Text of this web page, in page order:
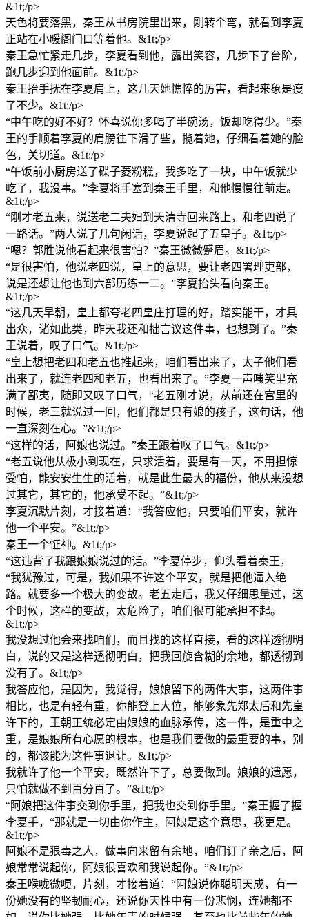
&1t;/p>
天色将要落黑，秦王从书房院里出来，刚转个弯，就看到李夏
正站在小暖阁门口等着他。&1t;/p>
秦王急忙紧走几步，李夏看到他，露出笑容，几步下了台阶，
跑几步迎到他面前。&1t;/p>
秦王抬手抚在李夏肩上，这几天她憔悴的厉害，看起来象是瘦
了不少。&1t;/p>
“中午吃的好不好？怀喜说你多喝了半碗汤，饭却吃得少。”秦
王的手顺着李夏的肩膀往下滑了些，揽着她，仔细看着她的脸
色，关切道。&1t;/p>
“午饭前小厨房送了碟子菱粉糕，我多吃了一块，中午饭就少
吃了，我没事。”李夏将手塞到秦王手里，和他慢慢往前走。
&1t;/p>
“刚才老五来，说送老二夫妇到天清寺回来路上，和老四说了
一路话。”两人说了几句闲话，李夏说起了五皇子。&1t;/p>
“嗯？郭胜说他看起来很害怕？”秦王微微蹙眉。&1t;/p>
“是很害怕，他说老四说，皇上的意思，要让老四署理吏部，
说是还想让他也到六部历练一二。”李夏抬头看向秦王。
&1t;/p>
“这几天早朝，皇上都夸老四皇庄打理的好，踏实能干，才具
出众，诸如此类，昨天我还和拙言议这件事，也想到了。”秦
王说着，叹了口气。&1t;/p>
“皇上想把老四和老五也推起来，咱们看出来了，太子他们看
出来了，就连老四和老五，也看出来了。”李夏一声嗤笑里充
满了鄙夷，随即又叹了口气，“老五刚才说，从前还在宫里的
时候，老三就说过一回，他们都是只有娘的孩子，这句话，他
一直深刻在心。”&1t;/p>
“这样的话，阿娘也说过。”秦王跟着叹了口气。&1t;/p>
“老五说他从极小到现在，只求活着，要是有一天，不用担惊
受怕，能安安生生的活着，就是此生最大的福份，他从来没想
过其它，其它的，他承受不起。”&1t;/p>
李夏沉默片刻，才接着道：“我答应他，只要咱们平安，就许
他一个平安。”&1t;/p>
秦王一个怔神。&1t;/p>
“这违背了我跟娘娘说过的话。”李夏停步，仰头看着秦王，
“我犹豫过，可是，我如果不许这个平安，就是把他逼入绝
路。就要多一个极大的变故。老五走后，我又仔细思量过，这
个时候，这样的变故，太危险了，咱们很可能承担不起。
&1t;/p>
我没想过他会来找咱们，而且找的这样直接，看的这样透彻明
白，说的又是这样透彻明白，把我回旋含糊的余地，都透彻到
没有了。&1t;/p>
我答应他，是因为，我觉得，娘娘留下的两件大事，这两件事
相比，也是有轻有重，你能登上大位，能够象先郑太后和先皇
许下的，王朝正统必定由娘娘的血脉承传，这一件，是重中之
重，是娘娘所有心愿的根本，也是我们要做的最重要的事，别
的，都该能为这件事退让。&1t;/p>
我就许了他一个平安，既然许下了，总要做到。娘娘的遗愿，
只怕就做不到百分百了。”&1t;/p>
“阿娘把这件事交到你手里，把我也交到你手里。”秦王握了握
李夏手，“那就是一切由你作主，阿娘是这个意思，我更是。
&1t;/p>
阿娘不是狠毒之人，做事向来留有余地，咱们订了亲之后，阿
娘常常说起你，阿娘很喜欢和我说起你。”&1t;/p>
秦王喉咙微哽，片刻，才接着道：“阿娘说你聪明天成，有一
份她没有的坚韧耐心，还说你天性中有一份悲悯，连她都不